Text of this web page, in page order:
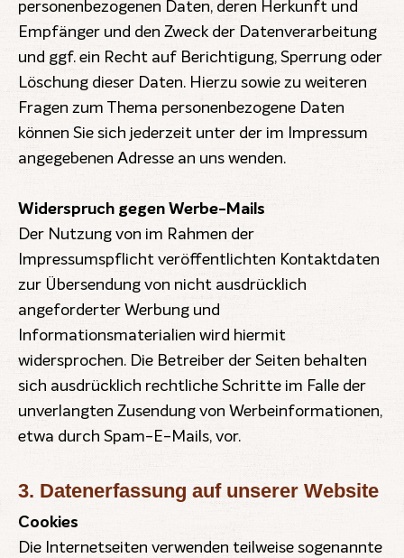
personenbezogenen Daten, deren Herkunft und
Empfänger und den Zweck der Datenverarbeitung
und ggf. ein Recht auf Berichtigung, Sperrung oder
Löschung dieser Daten. Hierzu sowie zu weiteren
Fragen zum Thema personenbezogene Daten
können Sie sich jederzeit unter der im Impressum
angegebenen Adresse an uns wenden.
Widerspruch gegen Werbe-Mails
Der Nutzung von im Rahmen der
Impressumspflicht veröffentlichten Kontaktdaten
zur Übersendung von nicht ausdrücklich
angeforderter Werbung und
Informationsmaterialien wird hiermit
widersprochen. Die Betreiber der Seiten behalten
sich ausdrücklich rechtliche Schritte im Falle der
unverlangten Zusendung von Werbeinformationen,
etwa durch Spam-E-Mails, vor.
3. Datenerfassung auf unserer Website
Cookies
Die Internetseiten verwenden teilweise sogenannte